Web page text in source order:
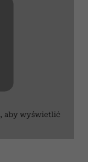
, aby wyświetlić